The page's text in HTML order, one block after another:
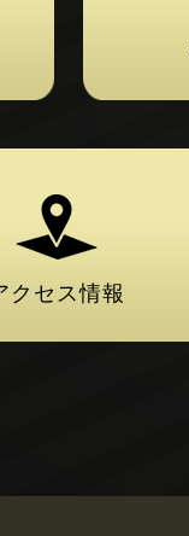
クセス情報